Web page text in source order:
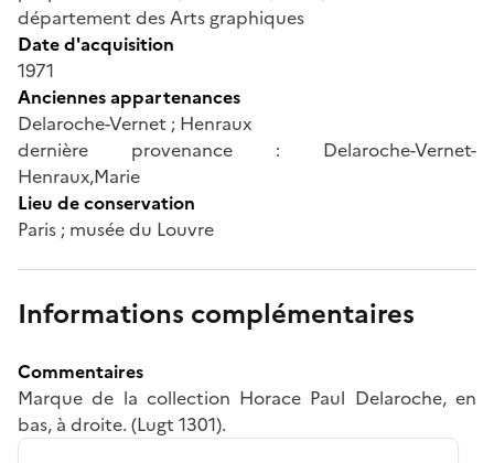
département des Arts graphiques
Date d'acquisition
1971
Anciennes appartenances
Delaroche-Vernet ; Henraux
dernière provenance : Delaroche-Vernet-
Henraux,Marie
Lieu de conservation
Paris ; musée du Louvre
Informations complémentaires
Commentaires
Marque de la collection Horace Paul Delaroche, en
bas, à droite. (Lugt 1301).